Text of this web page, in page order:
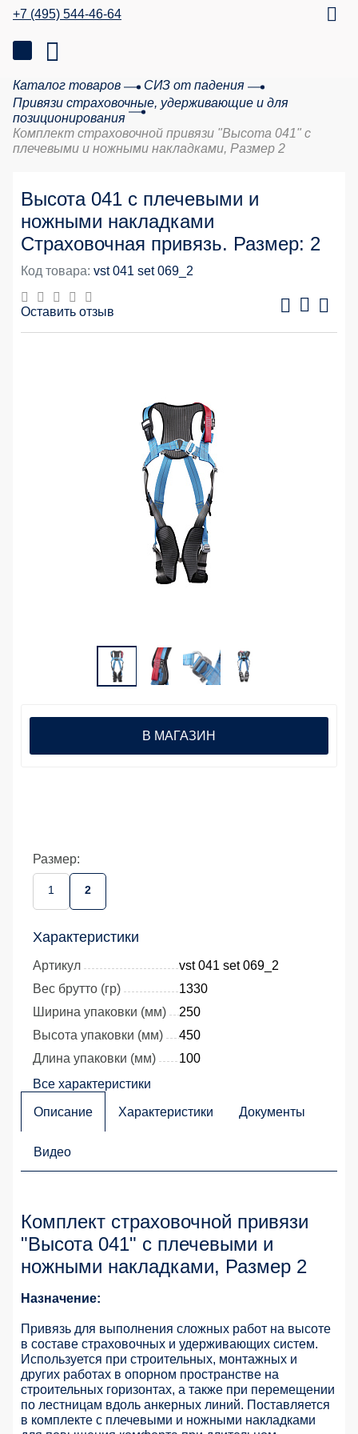
+7 (495) 544-46-64
Каталог товаров
СИЗ от падения
Привязи страховочные, удерживающие и для
позиционирования
Комплект страховочной привязи "Высота 041" с
плечевыми и ножными накладками, Размер 2
Высота 041 с плечевыми и
ножными накладками
Страховочная привязь. Размер: 2
Код товара: vst 041 set 069_2
Оставить отзыв
Размер:
1 2
Характеристики
Артикул
vst 041 set 069_2
Вес брутто (гр)
1330
Ширина упаковки (мм)
250
Высота упаковки (мм)
450
Длина упаковки (мм)
100
Все характеристики
В МАГАЗИН
Описание Характеристики Документы
Видео
Комплект страховочной привязи
"Высота 041" с плечевыми и
ножными накладками, Размер 2
Назначение:
Привязь для выполнения сложных работ на высоте
в составе страховочных и удерживающих систем.
Используется при строительных, монтажных и
других работах в опорном пространстве на
строительных горизонтах, а также при перемещении
по лестницам вдоль анкерных линий. Поставляется
в комплекте с плечевыми и ножными накладками